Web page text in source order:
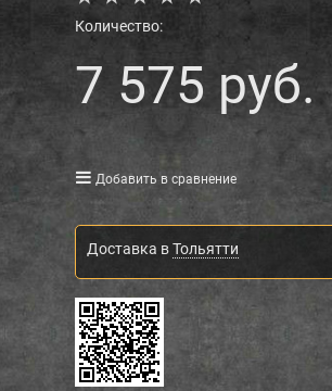
Количество:
7 575 руб.
Добавить в сравнение
Доставка вТольятти